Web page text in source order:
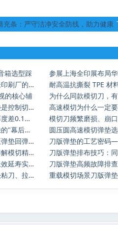
条：严守洁净安全防线，助力健康
箱选型踩
怎么选择厂区雷达测速仪厂家？老印刷厂的安
的核心辅
半切工艺良品率难提升？刀版弹垫是控制切入
刀版弹垫厚度为什么至关重要？厚度差0.1mm，
刀版弹垫——模切工艺中不可或缺的"幕后功臣
圆压圆高速模切弹垫
微孔结构决定模切上限：解析刀版弹垫回弹与
刀版弹垫尺寸精度为什么重要？详解模切精度
刀版弹垫老化失效的核心诱因与长效延寿实操
薄膜软包装专用模切刀选型：解决粘刀、拉丝